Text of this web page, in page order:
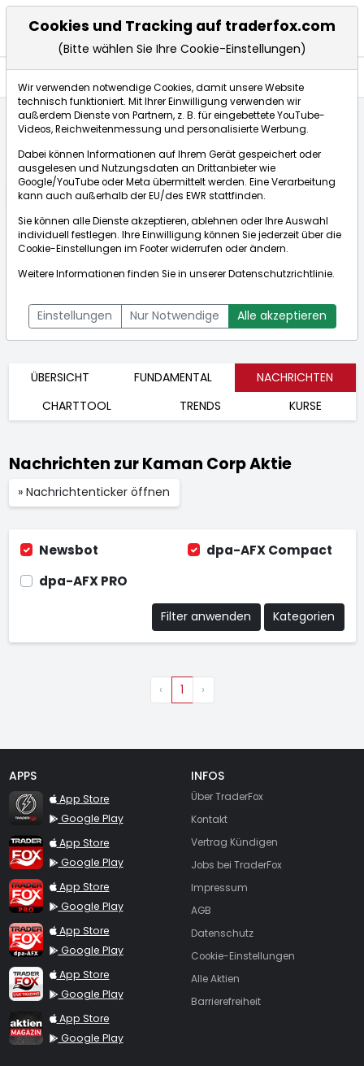
Börse:
US4835481031]
Aktienkurse
Bid:45,980$Ask:46,000$
ÜBERSICHT FUNDAMENTAL
NACHRICHTEN
CHARTTOOL
TRENDS KURSE
Nachrichten zur Kaman Corp Aktie
» Nachrichtenticker öffnen
Newsbot
dpa-AFX Compact
dpa-AFX PRO
Filter anwenden Kategorien
‹ 1 ›
APPS
TraderFox Flash
App Store
Google Play
TraderFox App
App Store
Google Play
TraderFox Pro
App Store
Google Play
TraderFox dpa-AFX ProFeed
App Store
Google Play
TraderFox Live Trading
App Store
Google Play
TraderFox aktien Magazin
App Store
Google Play
INFOS
Über TraderFox
Kontakt
Vertrag Kündigen
Jobs bei TraderFox
Impressum
AGB
Datenschutz
Cookie-Einstellungen
Alle Aktien
Barrierefreiheit
Cookies und Tracking auf traderfox.com
(Bitte wählen Sie Ihre Cookie-Einstellungen)
Wir verwenden notwendige Cookies, damit unsere Website
technisch funktioniert. Mit Ihrer Einwilligung verwenden wir
außerdem Dienste von Partnern, z. B. für eingebettete YouTube-
Videos, Reichweitenmessung und personalisierte Werbung.
Dabei können Informationen auf Ihrem Gerät gespeichert oder
ausgelesen und Nutzungsdaten an Drittanbieter wie
Google/YouTube oder Meta übermittelt werden. Eine Verarbeitung
kann auch außerhalb der EU/des EWR stattfinden.
Sie können alle Dienste akzeptieren, ablehnen oder Ihre Auswahl
individuell festlegen. Ihre Einwilligung können Sie jederzeit über die
Cookie-Einstellungen im Footer widerrufen oder ändern.
Weitere Informationen finden Sie in unsererDatenschutzrichtlinie.
Einstellungen Nur Notwendige Alle akzeptieren